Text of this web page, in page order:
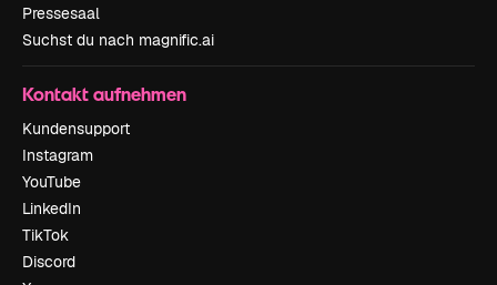
Pressesaal
Suchst du nach magnific.ai
Kontakt aufnehmen
Kundensupport
Instagram
YouTube
LinkedIn
TikTok
Discord